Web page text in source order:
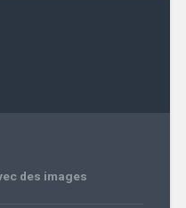
des images